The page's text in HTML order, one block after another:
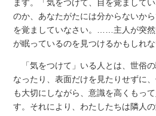
ます。「気をつけて、目を覚まして
のか、あなたがたには分からないか
を覚ましていなさい。……主人が突然
が眠っているのを見つけるかもしれ
「気をつけて」いる人とは、世俗
なったり、表面だけを見たりせずに
も大切にしながら、意識を高くもっ
す。それにより、わたしたちは隣人